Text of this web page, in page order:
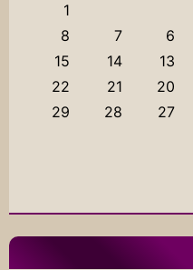
1
6
7
8
13
14
15
20
21
22
27
28
29